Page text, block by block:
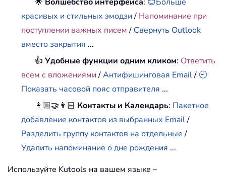
красивых и стильных эмодзи/ Напоминание при
поступлении важных писем/ Свернуть Outlook
вместо закрытия ...
👍Удобные функции одним кликом: Ответить
всем с вложениями /Антифишинговая Email/ 🕘
Показать часовой пояс отправителя ...
👩🏼‍🤝‍👩🏻 Контакты и Календарь: Пакетное
добавление контактов из выбранных Email/
Разделить группу контактов на отдельные/
Удалить напоминание о дне рождения ...
Используйте Kutools на вашем языке –